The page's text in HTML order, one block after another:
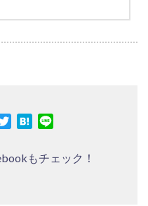
TwitterHatena
もチェック！